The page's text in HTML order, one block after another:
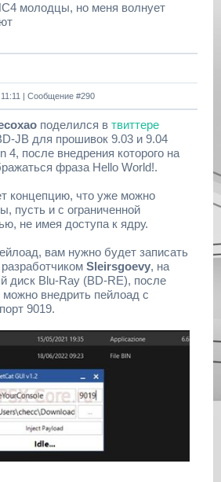
молодцы, но меня волнует
| Сообщение #290
поделился в твиттере
JB для прошивок 9.03 и 9.04
4, после внедрения которого на
фраза Hello World!.
концепцию, что уже можно
пусть и с ограниченной
не имея доступа к ядру.
вам нужно будет записать
Sleirsgoevy, на
диск Blu-Ray (BD-RE), после
можно внедрить пейлоад с
9019.